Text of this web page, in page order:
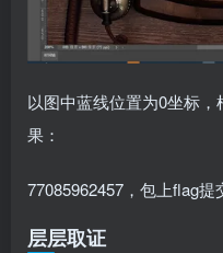
以图中蓝线位置为0坐标
果：
77085962457，包上flag提
层层取证